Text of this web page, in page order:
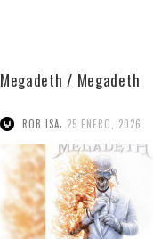
Megadeth / Megadeth
ROB ISA 25 ENERO, 2026